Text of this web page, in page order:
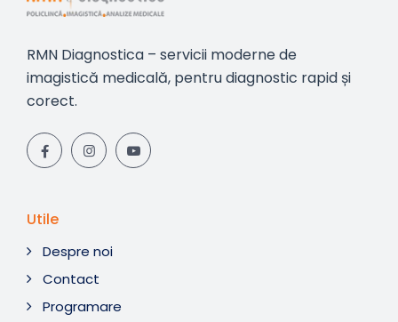
RMN Diagnostica – servicii moderne de
imagistică medicală, pentru diagnostic rapid și
corect.
Utile
Despre noi
Contact
Programare